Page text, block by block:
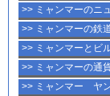
>> ミャンマーのニ
>> ミャンマーの鉄
>> ミャンマーとビ
>> ミャンマーの通
>> ミャンマー ヤ